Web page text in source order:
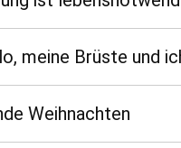
meine Brüste und
Weihnachten